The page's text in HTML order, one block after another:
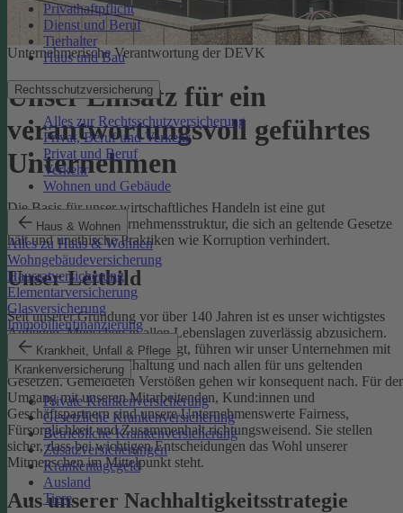
Privathaftpflicht
Dienst und Beruf
Tierhalter
Haus und Bau
Rechtsschutzversicherung
Alles zur Rechtsschutzversicherung
Privat, Beruf und Verkehr
Privat und Beruf
Verkehr
Wohnen und Gebäude
Haus & Wohnen
Alles zu Haus & Wohnen
Wohngebäudeversicherung
Hausratversicherung
Elementarversicherung
Glasversicherung
Immobilienfinanzierung
Krankheit, Unfall & Pflege
Krankenversicherung
Private Krankenversicherung
Gesetzliche Krankenversicherung
Betriebliche Krankenversicherung
Zusatzversicherungen
Krankentagegeld
Ausland
Tiere
Unternehmerische Verantwortung der DEVK
Unser Einsatz für ein
verantwortungsvoll geführtes
Unternehmen
Die Basis für unser wirtschaftliches Handeln ist eine gut
funktionierende Unternehmensstruktur, die sich an geltende Gesetze
hält und unethische Praktiken wie Korruption verhindert.
Unser Leitbild
Seit unserer Gründung vor über 140 Jahren ist es unser wichtigstes
Anliegen, Menschen in allen Lebenslagen zuverlässig abzusichern.
Damit uns das weiterhin gelingt, führen wir unser Unternehmen mit
einer ethischen Grundhaltung und nach allen für uns geltenden
Gesetzen. Gemeldeten Verstößen gehen wir konsequent nach. Für
Umgang mit unseren Mitarbeitenden, Kund:innen und
Geschäftspartnern sind unsere Unternehmenswerte Fairness,
Fürsorglichkeit und Zusammenhalt richtungsweisend. Sie stellen
sicher, dass bei wichtigen Entscheidungen das Wohl unserer
Mitmenschen im Mittelpunkt steht.
Aus unserer Nachhaltigkeitsstrategie